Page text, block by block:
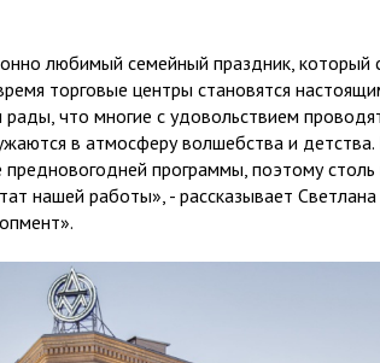
любимый семейный праздник, который
торговые центры становятся
рады, что многие с удовольствием
в атмосферу волшебства и
программы, поэтому
нашей работы», - рассказывает